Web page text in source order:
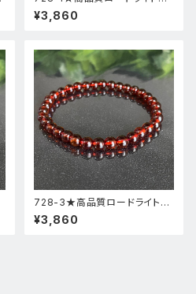
ーネット★天然石ブレスレットパ
ワーストーン新品
¥3,860
728-3★高品質ロードライトガ
ーネット★天然石ブレスレットパ
ワーストーン新品
¥3,860